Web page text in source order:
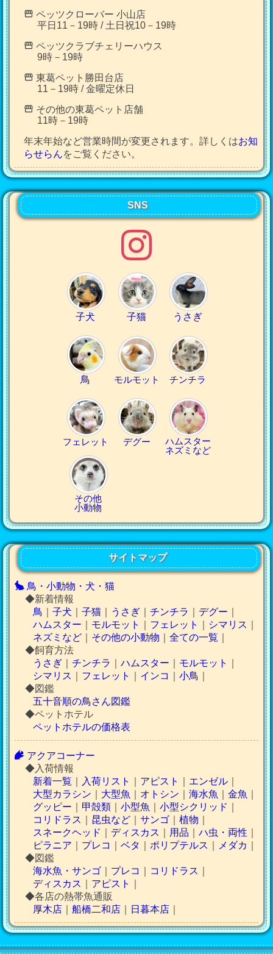
ペッツクローバー 小山店
平日11－19時 / 土日祝10－19時
ペッツクラブチェリーハウス
9時－19時
東葛ペット勝田台店
11－19時 / 金曜定休日
その他の東葛ペット店舗
11時－19時
年末年始など営業時間が変更されます。詳しくはお知
らせらんをご覧ください。
SNS
子犬 子猫 うさぎ
鳥 モルモット チンチラ
フェレット デグー
ハムスター
ネズミなど
その他
小動物
サイトマップ
鳥・小動物・犬・猫
◆新着情報
鳥
子犬 子猫 うさぎ チンチラ デグー
ハムスター
モルモット フェレット シマリス
ネズミなど
その他の小動物 全ての一覧
◆飼育方法
うさぎ
チンチラ ハムスター モルモット
シマリス
フェレット インコ 小鳥
◆図鑑
五十音順の鳥さん図鑑
◆ペットホテル
ペットホテルの価格表
アクアコーナー
◆入荷情報
新着一覧
入荷リスト アピスト エンゼル
大型カラシン
大型魚 オトシン 海水魚 金魚
グッピー
甲殻類 小型魚 小型シクリッド
コリドラス
昆虫など サンゴ 植物
スネークヘッド
ディスカス 用品 ハ虫・両性
ピラニア
プレコ ベタ ポリプテルス メダカ
◆図鑑
海水魚・サンゴ
プレコ コリドラス
ディスカス
アピスト
◆各店の熱帯魚通販
厚木店
船橋二和店 日暮本店